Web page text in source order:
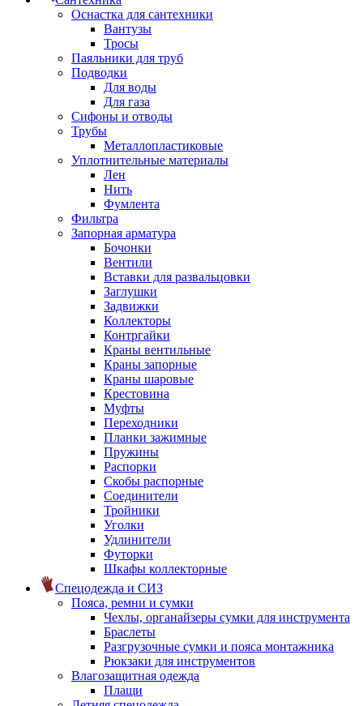
Оснастка для сантехники
Вантузы
Тросы
Паяльники для труб
Подводки
Для воды
Для газа
Сифоны и отводы
Трубы
Металлопластиковые
Уплотнительные материалы
Лен
Нить
Фумлента
Фильтра
Запорная арматура
Бочонки
Вентили
Вставки для развальцовки
Заглушки
Задвижки
Коллекторы
Контргайки
Краны вентильные
Краны запорные
Краны шаровые
Крестовина
Муфты
Переходники
Планки зажимные
Пружины
Распорки
Скобы распорные
Соединители
Тройники
Уголки
Удлинители
Футорки
Шкафы коллекторные
Спецодежда и СИЗ
Пояса, ремни и сумки
Чехлы, органайзеры сумки для инструмента
Браслеты
Разгрузочные сумки и пояса монтажника
Рюкзаки для инструментов
Влагозащитная одежда
Плащи